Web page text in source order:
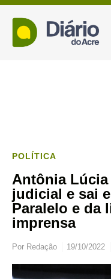
POLÍTICA
Antônia
judicial e sai
Paralelo e da
imprensa
Por Redação 19/10/2022